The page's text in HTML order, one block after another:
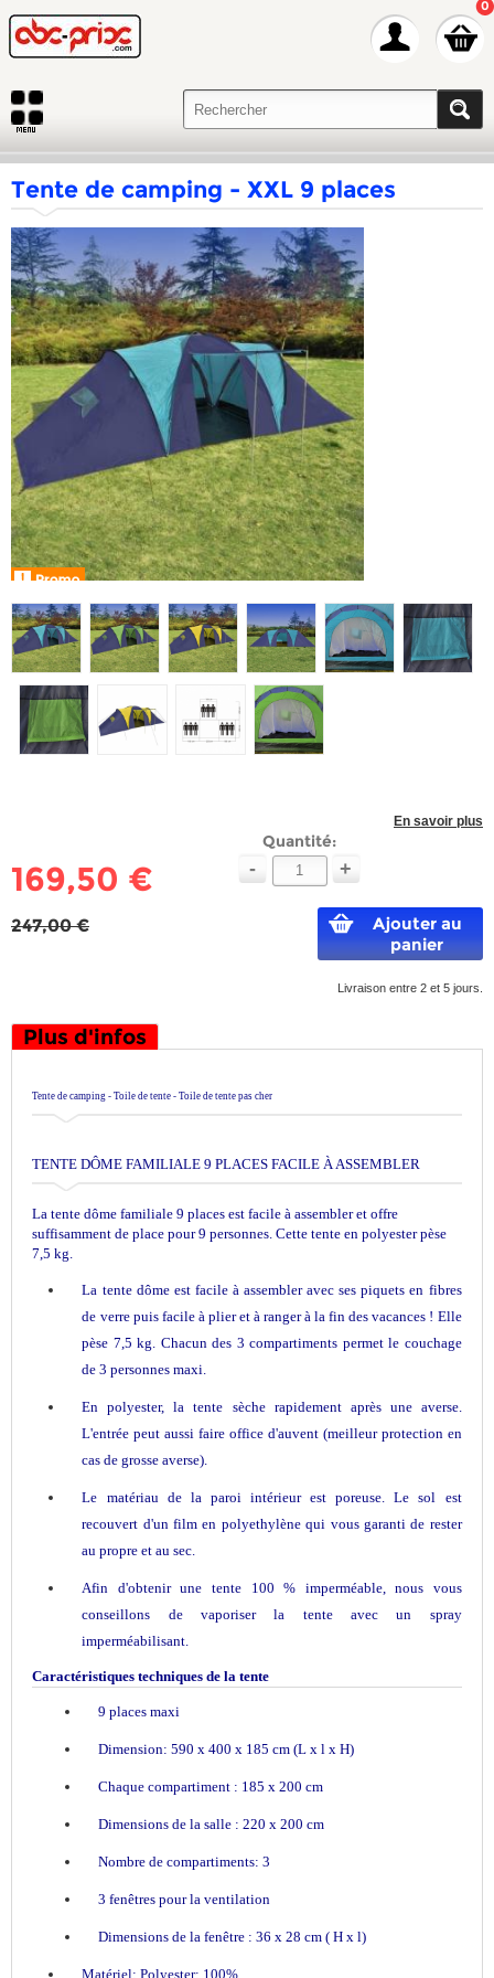
0
Tente de camping - XXL 9 places
En savoir plus
169,50 €
247,00 €
Quantité:
- +
Ajouter au
panier
Livraison entre 2 et 5 jours.
Plus d'infos
Tente de camping - Toile de tente - Toile de tente pas cher
TENTE DÔME FAMILIALE 9 PLACES FACILE À ASSEMBLER
La tente dôme familiale 9 places est facile à assembler et offre
suffisamment de place pour 9 personnes. Cette tente en polyester pèse
7,5 kg.
La tente dôme est facile à assembler avec ses piquets en fibres
de verre puis facile à plier et à ranger à la fin des vacances ! Elle
pèse 7,5 kg. Chacun des 3 compartiments permet le couchage
de 3 personnes maxi.
En polyester, la tente sèche rapidement après une averse.
L'entrée peut aussi faire office d'auvent (meilleur protection en
cas de grosse averse).
Le matériau de la paroi intérieur est poreuse. Le sol est
recouvert d'un film en polyethylène qui vous garanti de rester
au propre et au sec.
Afin d'obtenir une tente 100 % imperméable, nous vous
conseillons de vaporiser la tente avec un spray
imperméabilisant.
Caractéristiques techniques de la tente
9 places maxi
Dimension: 590 x 400 x 185 cm (L x l x H)
Chaque compartiment : 185 x 200 cm
Dimensions de la salle : 220 x 200 cm
Nombre de compartiments: 3
3 fenêtres pour la ventilation
Dimensions de la fenêtre : 36 x 28 cm ( H x l)
Matériel: Polyester: 100%